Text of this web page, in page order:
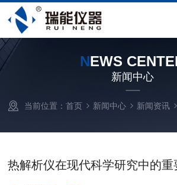
NEWS
新闻中心
当前位置：首页 新闻中心 新闻资讯
热解析仪在现代科学研究中的重